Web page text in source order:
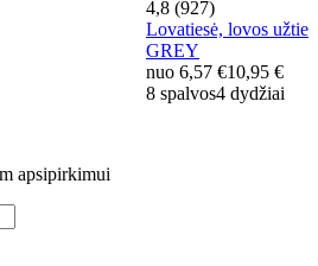
4,8 (927)
Lovatiesė, lovos
GREY
nuo 6,57 €10,95 €
8 spalvos4 dydžiai
apsipirkimui